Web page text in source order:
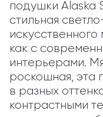
подушки Alaska
стильная
как с
интерьерами.
роскошная, эта
в разных
контрастными